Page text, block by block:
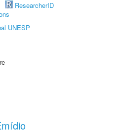
ResearcherID
UNESP